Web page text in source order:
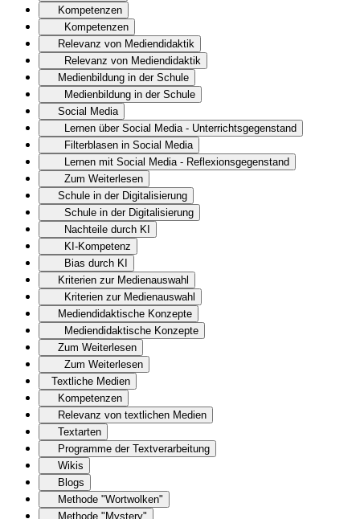
Kompetenzen
Kompetenzen
Relevanz von Mediendidaktik
Relevanz von Mediendidaktik
Medienbildung in der Schule
Medienbildung in der Schule
Social Media
Lernen über Social Media - Unterrichtsgegenstand
Filterblasen in Social Media
Lernen mit Social Media - Reflexionsgegenstand
Zum Weiterlesen
Schule in der Digitalisierung
Schule in der Digitalisierung
Nachteile durch KI
KI-Kompetenz
Bias durch KI
Kriterien zur Medienauswahl
Kriterien zur Medienauswahl
Mediendidaktische Konzepte
Mediendidaktische Konzepte
Zum Weiterlesen
Zum Weiterlesen
Textliche Medien
Kompetenzen
Relevanz von textlichen Medien
Textarten
Programme der Textverarbeitung
Wikis
Blogs
Methode "Wortwolken"
Methode "Mystery"